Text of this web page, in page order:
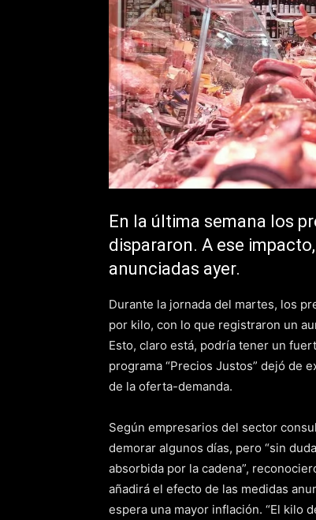
En la última semana los
dispararon. A ese
anunciadas ayer.
Durante la jornada del martes, los
por kilo, con lo que registraron un
Esto, claro está, podría tener un
programa “Precios Justos” dejó de
de la oferta-demanda.
Según empresarios del sector
demorar algunos días, pero “sin
absorbida por la cadena”,
añadirá el efecto de las medidas
espera una mayor inflación. “El kilo